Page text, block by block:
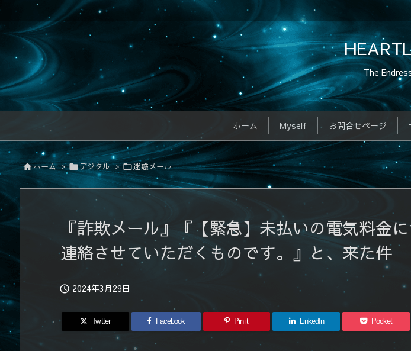
The
ホーム Myself お問合せページ
ホーム > デジタル > 迷惑メール
『詐欺メール』『【緊急】未払いの電気料金
連絡させていただくものです。』と、来た件
 2024年3月29日
Twitter Facebook Pin it LinkedIn Pocket